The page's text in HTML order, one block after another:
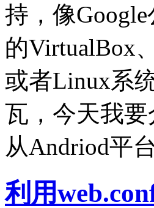
持，像
的VirtualBox
或者Linux系
瓦，今天我
从Andriod平
利用